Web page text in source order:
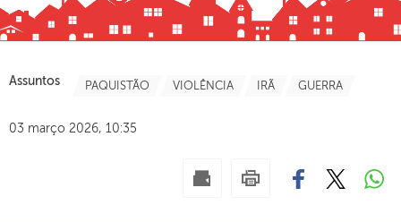
Assuntos PAQUISTÃO VIOLÊNCIA IRÃ GUERRA
03 março 2026, 10:35